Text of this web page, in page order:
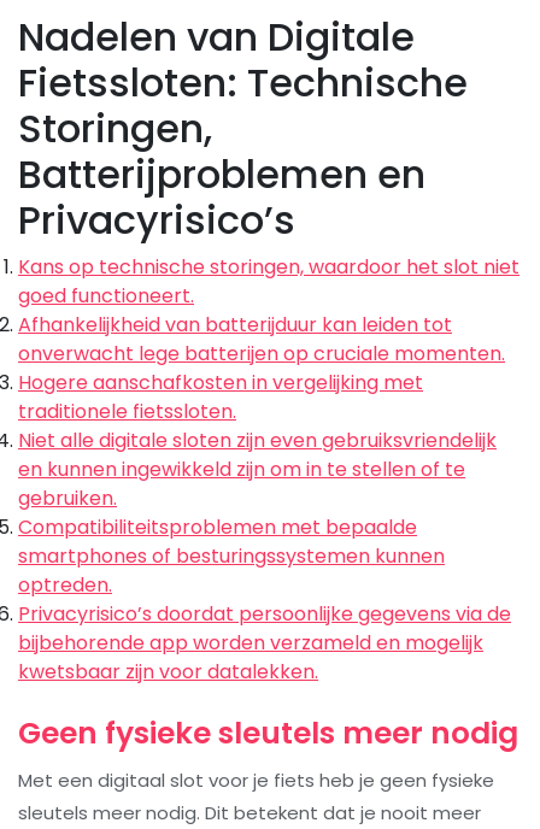
Nadelen van Digitale
Fietssloten: Technische
Storingen,
Batterijproblemen en
Privacyrisico’s
Kans op technische storingen, waardoor het slot niet
goed functioneert.
Afhankelijkheid van batterijduur kan leiden tot
onverwacht lege batterijen op cruciale momenten.
Hogere aanschafkosten in vergelijking met
traditionele fietssloten.
Niet alle digitale sloten zijn even gebruiksvriendelijk
en kunnen ingewikkeld zijn om in te stellen of te
gebruiken.
Compatibiliteitsproblemen met bepaalde
smartphones of besturingssystemen kunnen
optreden.
Privacyrisico’s doordat persoonlijke gegevens via de
bijbehorende app worden verzameld en mogelijk
kwetsbaar zijn voor datalekken.
Geen fysieke sleutels meer nodig
Met een digitaal slot voor je fiets heb je geen fysieke
sleutels meer nodig. Dit betekent dat je nooit meer